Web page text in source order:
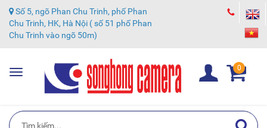
Số 5, ngõ Phan Chu Trinh, phố Phan
Chu Trinh, HK, Hà Nội ( số 51 phố Phan
Chu Trinh vào ngõ 50m)
Toggle
navigation
0